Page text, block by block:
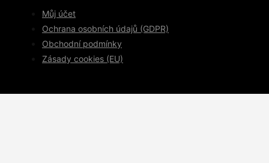
Můj účet
Ochrana osobních údajů (GDPR)
Obchodní podmínky
Zásady cookies (EU)